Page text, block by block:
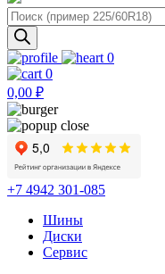
Поиск
товаров
0
0
0,00 ₽
+7 4942 301-085
Шины
Диски
Сервис